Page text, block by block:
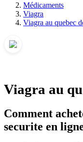
Médicaments
Viagra
Viagra au quebec
Viagra au
Comment
securite en